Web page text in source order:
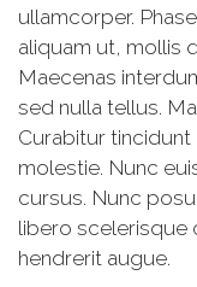
ullamcorper.
aliquam ut, mollis
Maecenas
sed nulla tellus.
Curabitur
molestie. Nunc
cursus. Nunc
libero scelerisque
hendrerit augue.